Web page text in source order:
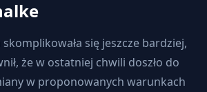
się jeszcze bardziej,
że w ostatniej chwili doszło do
w proponowanych warunkach